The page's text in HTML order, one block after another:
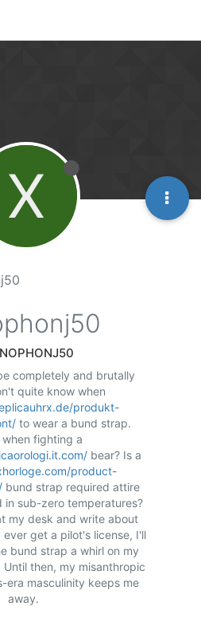
X
completely and brutally
quite know when
produkt-
to wear a bund strap.
fighting a
bear? Is a
product-
bund strap required attire
sub-zero temperatures?
my desk and write about
get a pilot's license, I'll
bund strap a whirl on my
then, my misanthropic
era masculinity keeps me
away.